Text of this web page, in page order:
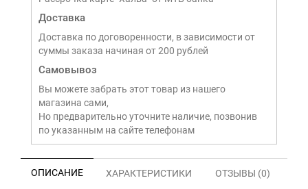
Доставка
Доставка по договоренности, в зависимости от
суммы заказа начиная от 200 рублей
Самовывоз
Вы можете забрать этот товар из нашего
магазина сами,
Но предварительно уточните наличие, позвонив
по указанным на сайте телефонам
ОПИСАНИЕ ХАРАКТЕРИСТИКИ ОТЗЫВЫ (0)